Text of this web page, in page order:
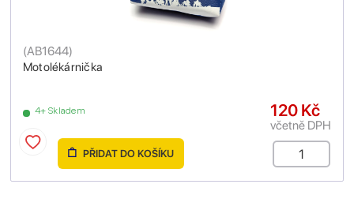
Motolékárnička
(AB1644)
4+ Skladem 120 Kč
včetně DPH
PŘIDAT DO KOŠÍKU